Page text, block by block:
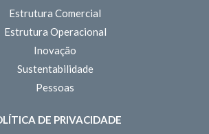
Estrutura Comercial
Estrutura Operacional
Inovação
Sustentabilidade
Pessoas
DE PRIVACIDADE